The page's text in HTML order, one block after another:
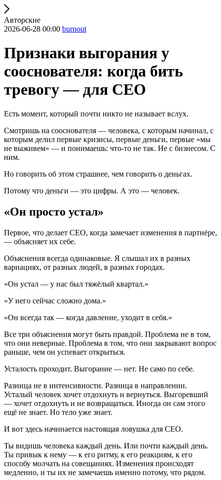
Авторские
2026-06-28 00:00 burnout
Признаки выгорания у
сооснователя: когда бить
тревогу — для CEO
Есть момент, который почти никто не называет вслух.
Смотришь на сооснователя — человека, с которым начинал, с
которым делил первые кризисы, первые деньги, первые «мы
не выживем» — и понимаешь: что-то не так. Не с бизнесом. С
ним.
Но говорить об этом страшнее, чем говорить о деньгах.
Потому что деньги — это цифры. А это — человек.
«Он просто устал»
Первое, что делает CEO, когда замечает изменения в партнёре,
— объясняет их себе.
Объяснения всегда одинаковые. Я слышал их в разных
вариациях, от разных людей, в разных городах.
«Он устал — у нас был тяжёлый квартал.»
«У него сейчас сложно дома.»
«Он всегда так — когда давление, уходит в себя.»
Все три объяснения могут быть правдой. Проблема не в том,
что они неверные. Проблема в том, что они закрывают вопрос
раньше, чем он успевает открыться.
Усталость проходит. Выгорание — нет. Не само по себе.
Разница не в интенсивности. Разница в направлении.
Усталый человек хочет отдохнуть и вернуться. Выгоревший
— хочет отдохнуть и не возвращаться. Иногда он сам этого
ещё не знает. Но тело уже знает.
И вот здесь начинается настоящая ловушка для CEO.
Ты видишь человека каждый день. Или почти каждый день.
Ты привык к нему — к его ритму, к его реакциям, к его
способу молчать на совещаниях. Изменения происходят
медленно, и ты их не замечаешь именно потому, что рядом.